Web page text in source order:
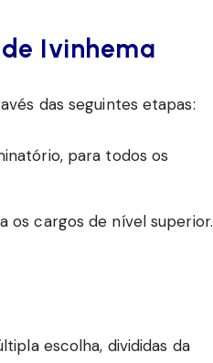
Ivinhema
das seguintes etapas:
para todos os
os cargos de nível superior.
escolha, divididas da